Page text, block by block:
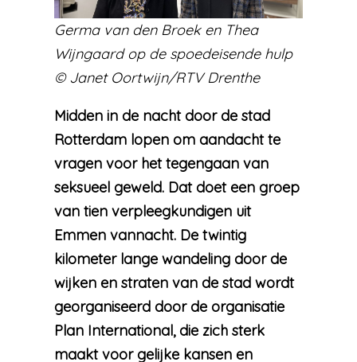
Germa van den Broek en Thea
Wijngaard op de spoedeisende hulp
© Janet Oortwijn/RTV Drenthe
Midden in de nacht door de stad
Rotterdam lopen om aandacht te
vragen voor het tegengaan van
seksueel geweld. Dat doet een groep
van tien verpleegkundigen uit
Emmen vannacht. De twintig
kilometer lange wandeling door de
wijken en straten van de stad wordt
georganiseerd door de organisatie
Plan International, die zich sterk
maakt voor gelijke kansen en